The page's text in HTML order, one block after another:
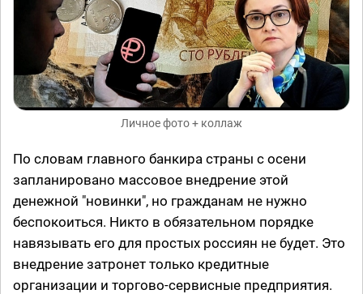
Личное фото + коллаж
По словам главного банкира страны с осени
запланировано массовое внедрение этой
денежной "новинки", но гражданам не нужно
беспокоиться. Никто в обязательном порядке
навязывать его для простых россиян не будет. Это
внедрение затронет только кредитные
организации и торгово-сервисные предприятия.